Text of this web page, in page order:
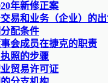
年新修正案
易和业务（企业）的出
配条件
会成员在捷克的职责
照的步骤
贸易许可证